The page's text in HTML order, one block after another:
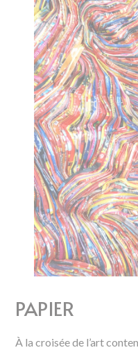
PAPIER
À la croisée de l’art